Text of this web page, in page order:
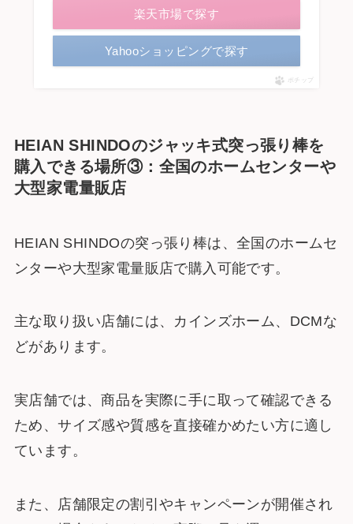
楽天市場で探す
Yahooショッピングで探す
ポチップ
HEIAN SHINDOのジャッキ式突っ張り棒を
購入できる場所③：全国のホームセンターや
大型家電量販店
HEIAN SHINDOの突っ張り棒は、全国のホームセ
ンターや大型家電量販店で購入可能です。
主な取り扱い店舗には、カインズホーム、DCMな
どがあります。
実店舗では、商品を実際に手に取って確認できる
ため、サイズ感や質感を直接確かめたい方に適し
ています。
また、店舗限定の割引やキャンペーンが開催され